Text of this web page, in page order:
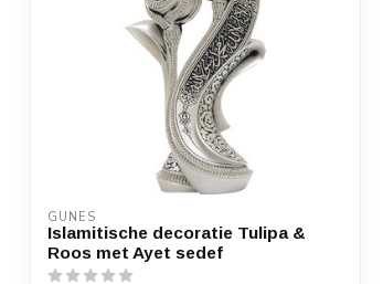
GUNES
Islamitische decoratie Tulipa &
Roos met Ayet sedef